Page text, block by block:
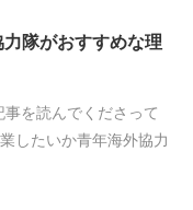
力隊がおすすめな理
を読んでくださって
したいか青年海外協力